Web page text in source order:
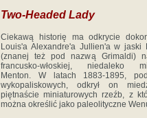
Two-Headed Lady
Ciekawą historię ma odkrycie
Louis'a Alexandre'a Jullien'a w jaski
(znanej też pod nazwą Grimaldi)
francusko-włoskiej, niedaleko
Menton. W latach 1883-1895,
wykopaliskowych, odkrył on
piętnaście miniaturowych rzeźb, z
można określić jako paleolityczne